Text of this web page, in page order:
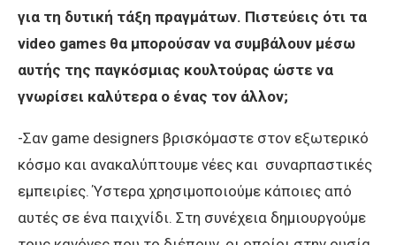
για τη δυτική τάξη πραγμάτων. Πιστεύεις ότι τα
video games θα μπορούσαν να συμβάλουν μέσω
αυτής της παγκόσμιας κουλτούρας ώστε να
γνωρίσει καλύτερα ο ένας τον άλλον;
-Σαν game designers βρισκόμαστε στον εξωτερικό
κόσμο και ανακαλύπτουμε νέες και συναρπαστικές
εμπειρίες. Ύστερα χρησιμοποιούμε κάποιες από
αυτές σε ένα παιχνίδι. Στη συνέχεια δημιουργούμε